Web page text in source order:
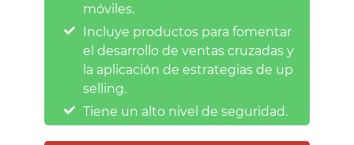
móviles.
Incluye productos para fomentar
el desarrollo de ventas cruzadas y
la aplicación de estrategias de up
selling.
Tiene un alto nivel de seguridad.